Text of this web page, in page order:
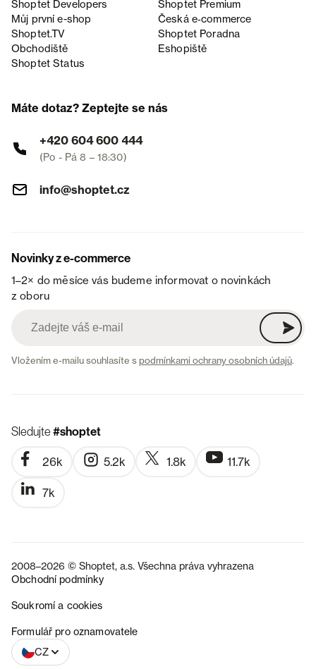
Shoptet Developers
Shoptet Premium
Můj první e-shop
Česká e‑commerce
Shoptet.TV
Shoptet Poradna
Obchodiště
Eshopiště
Shoptet Status
Máte dotaz? Zeptejte se nás
+420 604 600 444
(Po - Pá 8 – 18:30)
info@shoptet.cz
Novinky z e-commerce
1–2× do měsíce vás budeme informovat o novinkách
z oboru
Vložením e-mailu souhlasíte spodmínkami ochrany osobních údajů.
Sledujte#shoptet
26k 5.2k 1.8k 11.7k
7k
2008–2026 © Shoptet, a.s. Všechna práva vyhrazena
Obchodní podmínky
Soukromí a cookies
Formulář pro oznamovatele
CZ